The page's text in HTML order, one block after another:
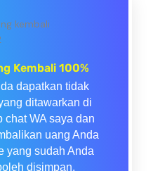
Kembali 100%
dapatkan tidak
ditawarkan di
chat WA saya dan
uang Anda
yang sudah Anda
disimpan.